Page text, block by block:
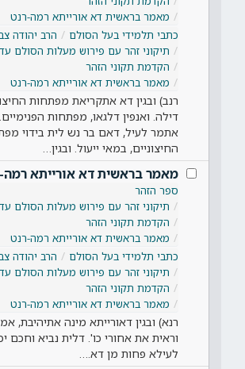
מאמר בראשית דא אורייתא רמה-רנט
כתבי תלמידי בעל הסולם
הרב יהודה
תיקוני זהר עם פירוש מעלות הסולם
הקדמת תקוני הזהר
מאמר בראשית דא אורייתא רמה-רנט
רנב) ובגין דא אתקריאת מפתחות
דילה. ואנפין דלגאו, מפתחות
אתמר לעיל, דאם בר נש לית בידוי
החיצוניים, במאי ייעול. ובגין…
מאמר בראשית דא אורייתא
ספר הזהר
תיקוני זהר עם פירוש מעלות הסולם
הקדמת תקוני הזהר
מאמר בראשית דא אורייתא רמה-רנט
כתבי תלמידי בעל הסולם
הרב יהודה
תיקוני זהר עם פירוש מעלות הסולם
הקדמת תקוני הזהר
מאמר בראשית דא אורייתא רמה-רנט
רנא) ובגין דאורייתא מינה אתיהיבת,
וראית את אחורי כו'. דלית נביא וחכם
לעילא פחות מן דא.…